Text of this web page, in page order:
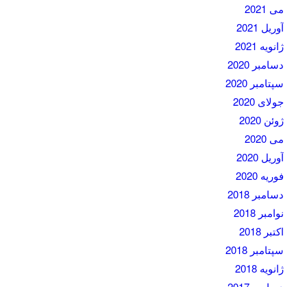
می 2021
آوریل 2021
ژانویه 2021
دسامبر 2020
سپتامبر 2020
جولای 2020
ژوئن 2020
می 2020
آوریل 2020
فوریه 2020
دسامبر 2018
نوامبر 2018
اکتبر 2018
سپتامبر 2018
ژانویه 2018